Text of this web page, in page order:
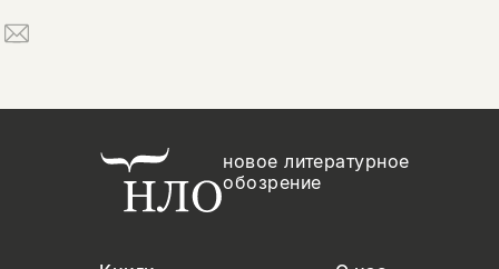
новое литературное
обозрение